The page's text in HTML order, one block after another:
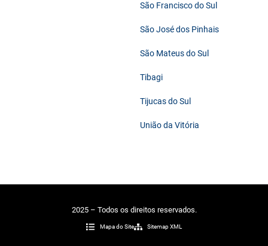
São Francisco do Sul
São José dos Pinhais
São Mateus do Sul
Tibagi
Tijucas do Sul
União da Vitória
2025 – Todos os direitos reservados.
Mapa do Site Sitemap XML